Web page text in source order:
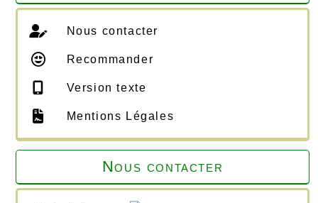
Nous contacter
Recommander
Version texte
Mentions Légales
Nous contacter